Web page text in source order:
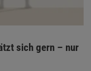
sich gern – nur